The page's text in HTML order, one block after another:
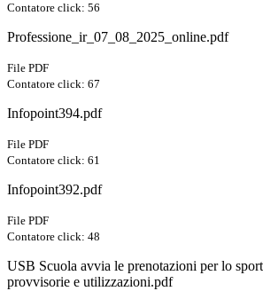
Contatore click: 56
Professione_ir_07_08_2025_online.pdf
File PDF
Contatore click: 67
Infopoint394.pdf
File PDF
Contatore click: 61
Infopoint392.pdf
File PDF
Contatore click: 48
USB Scuola avvia le prenotazioni per lo
provvisorie e utilizzazioni.pdf